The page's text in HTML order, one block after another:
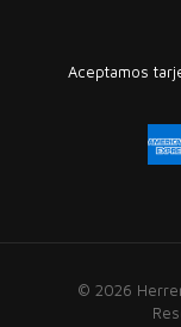
Aceptamos
© 2026